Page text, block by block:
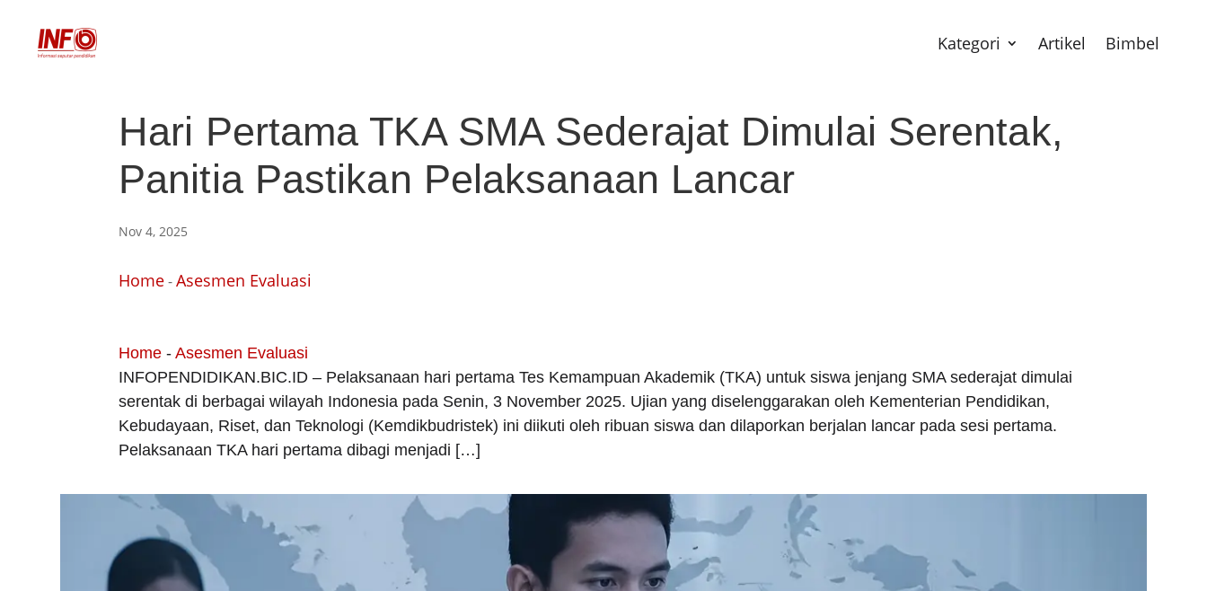
Kategori Artikel Bimbel
Hari Pertama TKA SMA Sederajat Dimulai Serentak,
Panitia Pastikan Pelaksanaan Lancar
Nov 4, 2025
Home-Asesmen Evaluasi
Home - Asesmen Evaluasi
INFOPENDIDIKAN.BIC.ID – Pelaksanaan hari pertama Tes Kemampuan Akademik (TKA) untuk siswa jenjang SMA sederajat dimulai
serentak di berbagai wilayah Indonesia pada Senin, 3 November 2025. Ujian yang diselenggarakan oleh Kementerian Pendidikan,
Kebudayaan, Riset, dan Teknologi (Kemdikbudristek) ini diikuti oleh ribuan siswa dan dilaporkan berjalan lancar pada sesi pertama.
Pelaksanaan TKA hari pertama dibagi menjadi […]